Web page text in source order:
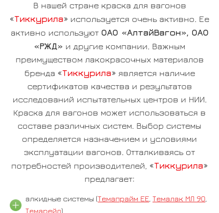
В нашей стране краска для вагонов
«Тиккурила» используется очень активно. Ее
активно используют ОАО «АлтайВагон», ОАО
«РЖД» и другие компании. Важным
преимуществом лакокрасочных материалов
бренда «Тиккурила» является наличие
сертификатов качества и результатов
исследований испытательных центров и НИИ.
Краска для вагонов может использоваться в
составе различных систем. Выбор системы
определяется назначением и условиями
эксплуатации вагонов. Отталкиваясь от
потребностей производителей, «Тиккурила»
предлагает:
алкидные системы (Темапрайм ЕЕ Темалак МЛ 90
Темарейл)